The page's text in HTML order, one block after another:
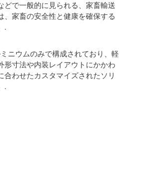
で一般的に見られる、家畜輸送
家畜の安全性と健康を確保する
.
ニウムのみで構成されており、軽
寸法や内装レイアウトにかかわ
わせたカスタマイズされたソリ
.